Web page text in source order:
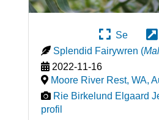
Se
Splendid Fairywren (
2022-11-16
Moore River Rest, WA,
Rie Birkelund Elgaard
profil